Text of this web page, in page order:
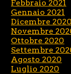
Febbraio 2021
Gennaio 2021
Dicembre 2020
Novembre
Ottobre 2020
Settembre
Agosto 2020
Luglio 2020